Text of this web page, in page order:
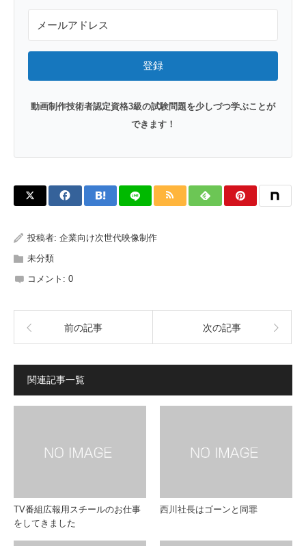
登録
動画制作技術者認定資格3級の試験問題を少しづつ学ぶことが
できます！
投稿者: 企業向け次世代映像制作
未分類
コメント: 0
前の記事 次の記事
関連記事一覧
TV番組広報用スチールのお仕事
をしてきました
西川社長はゴーンと同罪